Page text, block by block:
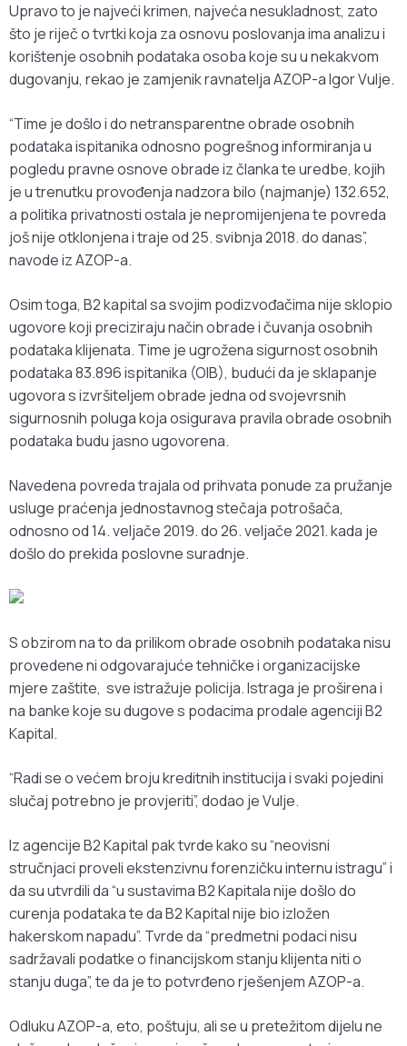
Upravo to je najveći krimen, najveća nesukladnost, zato
što je riječ o tvrtki koja za osnovu poslovanja ima analizu i
korištenje osobnih podataka osoba koje su u nekakvom
dugovanju, rekao je zamjenik ravnatelja AZOP-a Igor Vulje.
“Time je došlo i do netransparentne obrade osobnih
podataka ispitanika odnosno pogrešnog informiranja u
pogledu pravne osnove obrade iz članka te uredbe, kojih
je u trenutku provođenja nadzora bilo (najmanje) 132.652,
a politika privatnosti ostala je nepromijenjena te povreda
još nije otklonjena i traje od 25. svibnja 2018. do danas”,
navode iz AZOP-a.
Osim toga, B2 kapital sa svojim podizvođačima nije sklopio
ugovore koji preciziraju način obrade i čuvanja osobnih
podataka klijenata. Time je ugrožena sigurnost osobnih
podataka 83.896 ispitanika (OIB), budući da je sklapanje
ugovora s izvršiteljem obrade jedna od svojevrsnih
sigurnosnih poluga koja osigurava pravila obrade osobnih
podataka budu jasno ugovorena.
Navedena povreda trajala od prihvata ponude za pružanje
usluge praćenja jednostavnog stečaja potrošača,
odnosno od 14. veljače 2019. do 26. veljače 2021. kada je
došlo do prekida poslovne suradnje.
S obzirom na to da prilikom obrade osobnih podataka nisu
provedene ni odgovarajuće tehničke i organizacijske
mjere zaštite, sve istražuje policija. Istraga je proširena i
na banke koje su dugove s podacima prodale agenciji B2
Kapital.
“Radi se o većem broju kreditnih institucija i svaki pojedini
slučaj potrebno je provjeriti”, dodao je Vulje.
Iz agencije B2 Kapital pak tvrde kako su “neovisni
stručnjaci proveli ekstenzivnu forenzičku internu istragu” i
da su utvrdili da “u sustavima B2 Kapitala nije došlo do
curenja podataka te da B2 Kapital nije bio izložen
hakerskom napadu”. Tvrde da “predmetni podaci nisu
sadržavali podatke o financijskom stanju klijenta niti o
stanju duga”, te da je to potvrđeno rješenjem AZOP-a.
Odluku AZOP-a, eto, poštuju, ali se u pretežitom dijelu ne